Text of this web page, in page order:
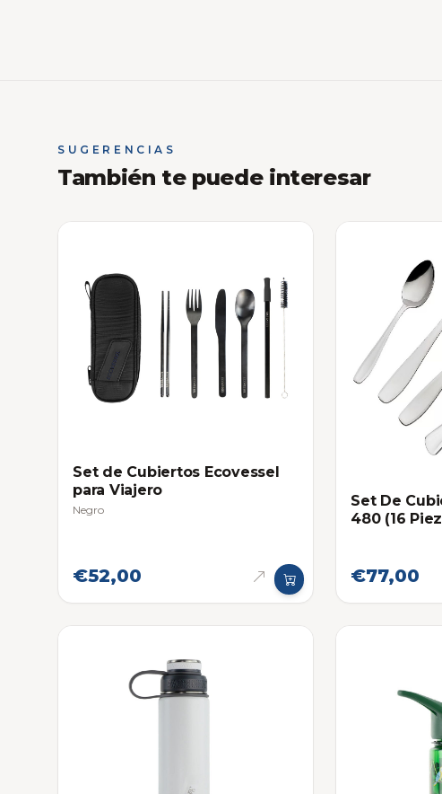
SUGERENCIAS
También te puede interesar
Set de Cubiertos Ecovessel
para Viajero
Negro
€52,00
Set De
480 (16
€77,00